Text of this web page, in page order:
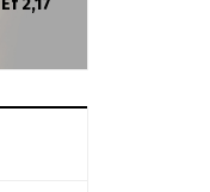
Ef 2,17